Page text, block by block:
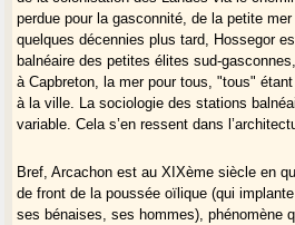
perdue pour la gasconnité, de la petite
quelques décennies plus tard, Hossegor
balnéaire des petites élites sud-
à Capbreton, la mer pour tous, "tous"
à la ville. La sociologie des stations
variable. Cela s’en ressent dans
Bref, Arcachon est au XIXème siècle en
de front de la poussée oïlique (qui
ses bénaises, ses hommes), phénomène